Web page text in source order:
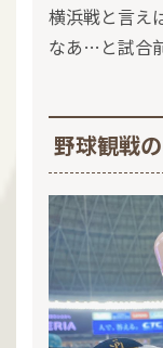
横浜戦と言え
なあ…と試合
野球観戦